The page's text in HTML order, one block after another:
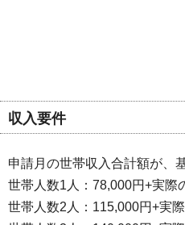
収入要件
申請月の世帯収入合計額が、
世帯人数1人：78,000円+実際
世帯人数2人：115,000円+実